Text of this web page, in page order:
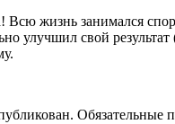
Всю жизнь занимался
улучшил свой
Обязательные